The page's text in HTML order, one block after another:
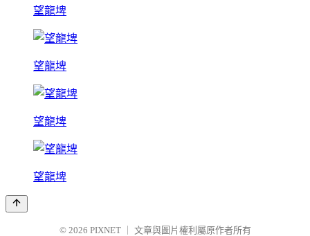
望龍埤
望龍埤
望龍埤
望龍埤
© 2026 PIXNET
文章與圖片權利屬原作者所有